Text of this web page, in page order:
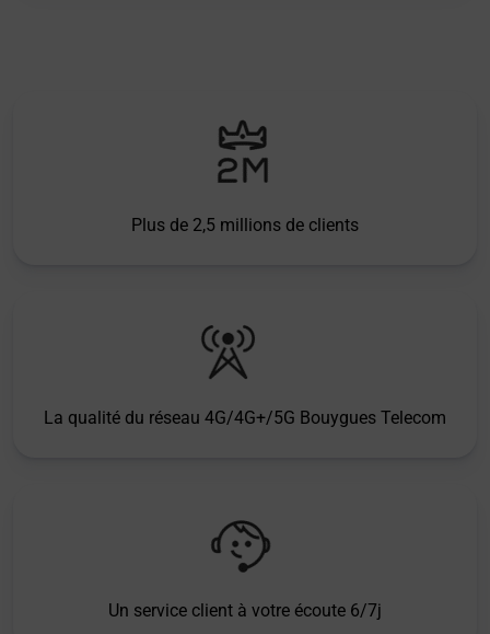
Plus de 2,5 millions de clients
La qualité du réseau 4G/4G+/5G Bouygues Telecom
Un service client à votre écoute 6/7j